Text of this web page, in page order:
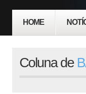
HOME
Coluna de